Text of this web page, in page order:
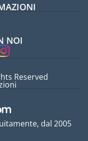
NOI
dal 2005
Reserved